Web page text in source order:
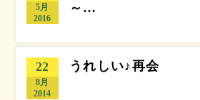
5月
2016
～…
22
8月
2014
うれしい♪再会